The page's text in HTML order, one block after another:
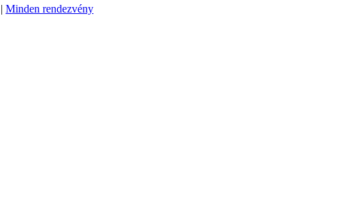
| Minden rendezvény